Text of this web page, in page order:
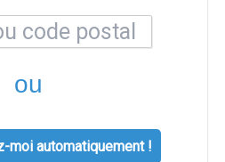
ou
moi automatiquement !